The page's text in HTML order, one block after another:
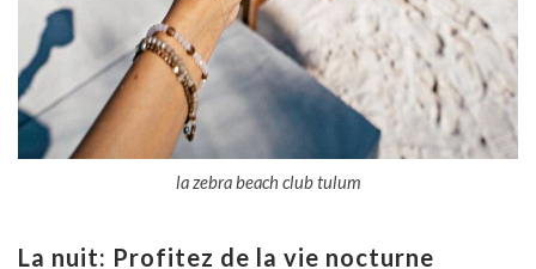
la zebra beach club tulum
La nuit: Profitez de la vie nocturne